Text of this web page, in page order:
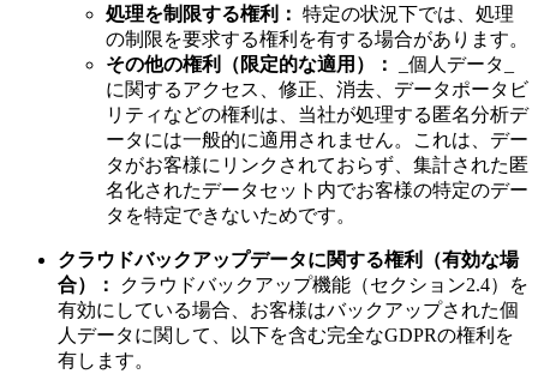
処理を制限する権利： 特定の状況下では、処理
の制限を要求する権利を有する場合があります。
その他の権利（限定的な適用）：
_個人データ_
に関するアクセス、修正、消去、データポータビ
リティなどの権利は、当社が処理する匿名分析デ
ータには一般的に適用されません。これは、デー
タがお客様にリンクされておらず、集計された匿
名化されたデータセット内でお客様の特定のデー
タを特定できないためです。
クラウドバックアップデータに関する権利（有効な場
合）：
クラウドバックアップ機能（セクション2.4）を
有効にしている場合、お客様はバックアップされた個
人データに関して、以下を含む完全なGDPRの権利を
有します。